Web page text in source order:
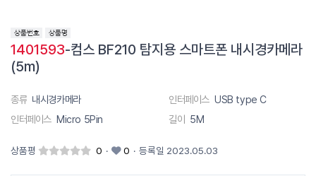
1401593-컴스 BF210 탐지용 스마트폰 내시경카메라
(5m)
종류 내시경카메라 인터페이스 USB type C
인터페이스 Micro 5Pin 길이 5M
상품평 0 · 0 · 등록일 2023.05.03